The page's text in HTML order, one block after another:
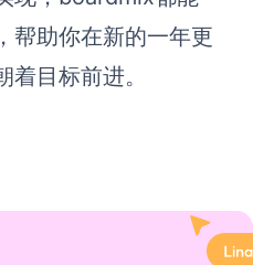
帮助你在新的一年更
目标前进。